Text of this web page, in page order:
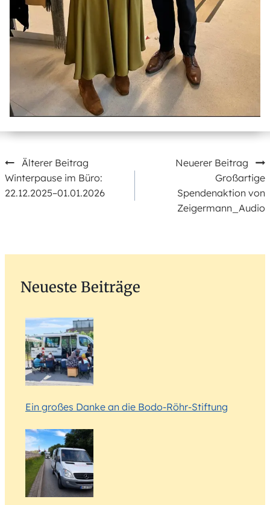
Beitragsnavigation
Älterer Beitrag
Winterpause im Büro:
22.12.2025–01.01.2026
Neuerer Beitrag
Großartige
Spendenaktion von
Zeigermann_Audio
Neueste Beiträge
Ein großes Danke an die Bodo-Röhr-Stiftung